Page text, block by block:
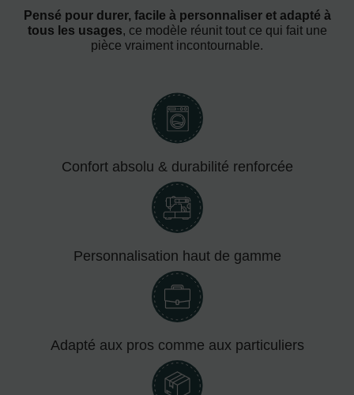
Pensé pour durer, facile à personnaliser et adapté à
tous les usages, ce modèle réunit tout ce qui fait une
pièce vraiment incontournable.
Confort absolu & durabilité renforcée
Personnalisation haut de gamme
Adapté aux pros comme aux particuliers